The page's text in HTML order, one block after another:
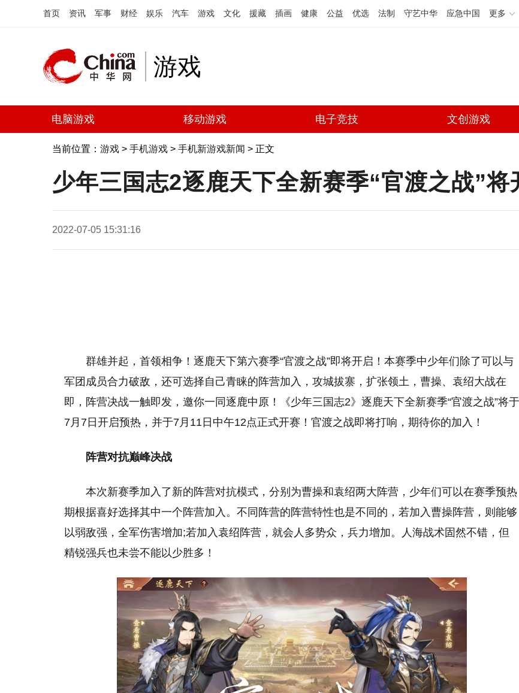
首页 资讯 军事 财经 娱乐 汽车 游戏 文化 援藏 插画 健康 公益 优选 法制 守艺中华 应急中国 更多
游戏
电脑游戏 移动游戏 电子竞技 文创游戏
当前位置： 游戏 > 手机游戏 > 手机新游戏新闻 > 正文
少年三国志2逐鹿天下全新赛季“官渡之战”将
2022-07-05 15:31:16
群雄并起，首领相争！逐鹿天下第六赛季“官渡之战”即将开启！本赛季中少年们除了可以与
军团成员合力破敌，还可选择自己青睐的阵营加入，攻城拔寨，扩张领土，曹操、袁绍大战在
即，阵营决战一触即发，邀你一同逐鹿中原！《少年三国志2》逐鹿天下全新赛季“官渡之战”将于
7月7日开启预热，并于7月11日中午12点正式开赛！官渡之战即将打响，期待你的加入！
阵营对抗巅峰决战
本次新赛季加入了新的阵营对抗模式，分别为曹操和袁绍两大阵营，少年们可以在赛季预热
期根据喜好选择其中一个阵营加入。不同阵营的阵营特性也是不同的，若加入曹操阵营，则能够
以弱敌强，全军伤害增加;若加入袁绍阵营，就会人多势众，兵力增加。人海战术固然不错，但
精锐强兵也未尝不能以少胜多！